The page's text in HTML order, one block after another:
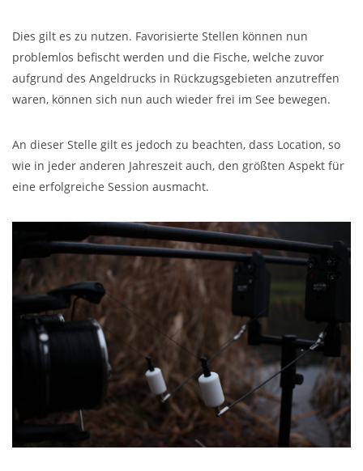
Dies gilt es zu nutzen. Favorisierte Stellen können nun
problemlos befischt werden und die Fische, welche zuvor
aufgrund des Angeldrucks in Rückzugsgebieten anzutreffen
waren, können sich nun auch wieder frei im See bewegen.
An dieser Stelle gilt es jedoch zu beachten, dass Location, so
wie in jeder anderen Jahreszeit auch, den größten Aspekt für
eine erfolgreiche Session ausmacht.